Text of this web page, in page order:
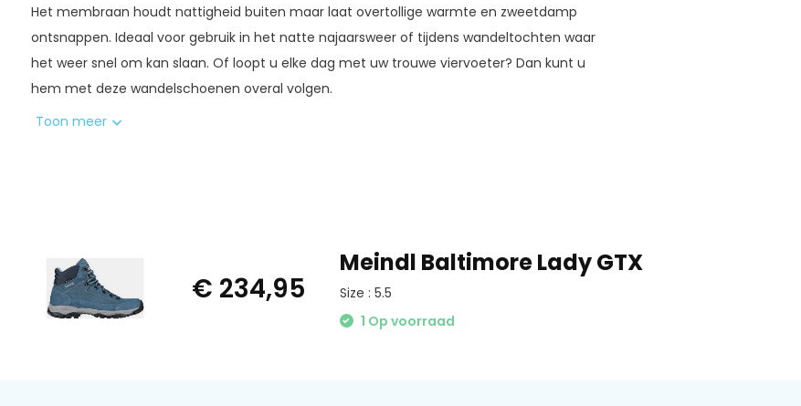
Het membraan houdt nattigheid buiten maar laat overtollige warmte en zweetdamp
ontsnappen. Ideaal voor gebruik in het natte najaarsweer of tijdens wandeltochten waar
het weer snel om kan slaan. Of loopt u elke dag met uw trouwe viervoeter? Dan kunt u
hem met deze wandelschoenen overal volgen.
De Baltimore biedt de all-round wandelaar een goede mix tussen steun en het gebruik van
Pasvorm: gemiddelde tot licht brede voeten
Categorie: A/B
Waterdicht: Ja
Toon meer
€ 234,95
Meindl Baltimore Lady GTX
Size : 5.5
1 Op voorraad